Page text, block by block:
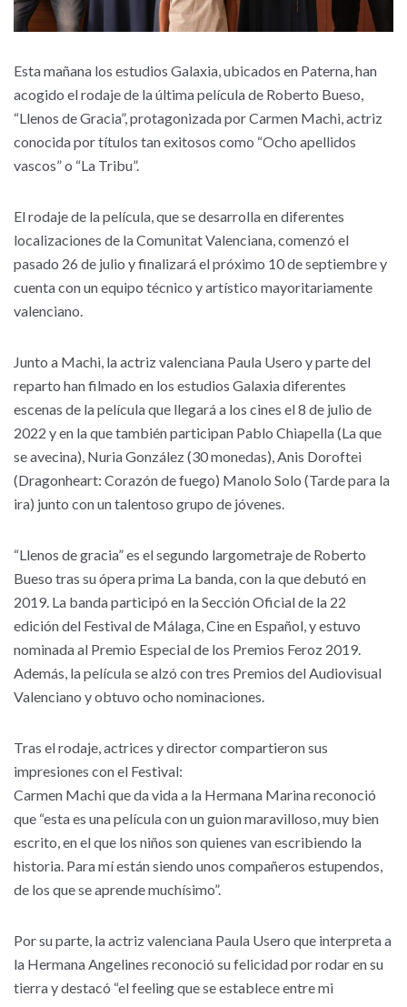
Esta mañana los estudios Galaxia, ubicados en Paterna, han
acogido el rodaje de la última película de Roberto Bueso,
“Llenos de Gracia”, protagonizada por Carmen Machi, actriz
conocida por títulos tan exitosos como “Ocho apellidos
vascos” o “La Tribu”.
El rodaje de la película, que se desarrolla en diferentes
localizaciones de la Comunitat Valenciana, comenzó el
pasado 26 de julio y finalizará el próximo 10 de septiembre y
cuenta con un equipo técnico y artístico mayoritariamente
valenciano.
Junto a Machi, la actriz valenciana Paula Usero y parte del
reparto han filmado en los estudios Galaxia diferentes
escenas de la película que llegará a los cines el 8 de julio de
2022 y en la que también participan Pablo Chiapella (La que
se avecina), Nuria González (30 monedas), Anis Doroftei
(Dragonheart: Corazón de fuego) Manolo Solo (Tarde para la
ira) junto con un talentoso grupo de jóvenes.
“Llenos de gracia” es el segundo largometraje de Roberto
Bueso tras su ópera prima La banda, con la que debutó en
2019. La banda participó en la Sección Oficial de la 22
edición del Festival de Málaga, Cine en Español, y estuvo
nominada al Premio Especial de los Premios Feroz 2019.
Además, la película se alzó con tres Premios del Audiovisual
Valenciano y obtuvo ocho nominaciones.
Tras el rodaje, actrices y director compartieron sus
impresiones con el Festival:
Carmen Machi que da vida a la Hermana Marina reconoció
que “esta es una película con un guion maravilloso, muy bien
escrito, en el que los niños son quienes van escribiendo la
historia. Para mí están siendo unos compañeros estupendos,
de los que se aprende muchísimo”.
Por su parte, la actriz valenciana Paula Usero que interpreta a
la Hermana Angelines reconoció su felicidad por rodar en su
tierra y destacó “el feeling que se establece entre mi